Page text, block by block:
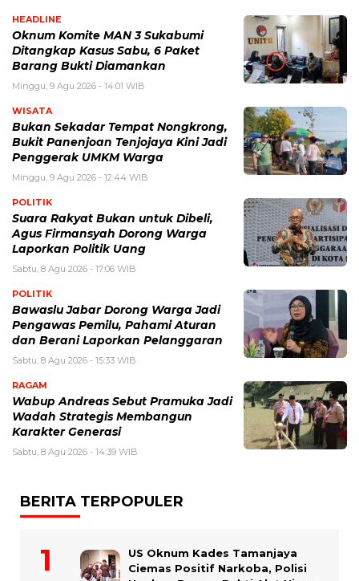
HEADLINE
Oknum Komite MAN 3 Sukabumi
Ditangkap Kasus Sabu, 6 Paket
Barang Bukti Diamankan
Minggu, 9 Agu 2026 - 14:01 WIB
WISATA
Bukan Sekadar Tempat Nongkrong,
Bukit Panenjoan Tenjojaya Kini Jadi
Penggerak UMKM Warga
Minggu, 9 Agu 2026 - 12:44 WIB
POLITIK
Suara Rakyat Bukan untuk Dibeli,
Agus Firmansyah Dorong Warga
Laporkan Politik Uang
Sabtu, 8 Agu 2026 - 17:06 WIB
POLITIK
Bawaslu Jabar Dorong Warga Jadi
Pengawas Pemilu, Pahami Aturan
dan Berani Laporkan Pelanggaran
Sabtu, 8 Agu 2026 - 15:33 WIB
RAGAM
Wabup Andreas Sebut Pramuka Jadi
Wadah Strategis Membangun
Karakter Generasi ‎
Sabtu, 8 Agu 2026 - 14:39 WIB
BERITA TERPOPULER
US Oknum Kades Tamanjaya
Ciemas Positif Narkoba, Polisi